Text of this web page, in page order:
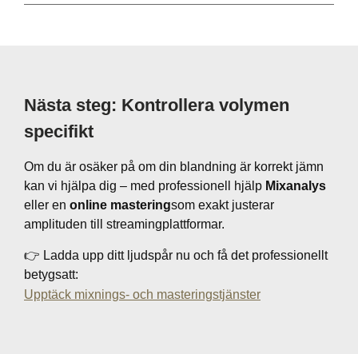
Nästa steg: Kontrollera volymen
specifikt
Om du är osäker på om din blandning är korrekt jämn
kan vi hjälpa dig – med professionell hjälp Mixanalys
eller en online masteringsom exakt justerar
amplituden till streamingplattformar.
👉 Ladda upp ditt ljudspår nu och få det professionellt
betygsatt:
Upptäck mixnings- och masteringstjänster